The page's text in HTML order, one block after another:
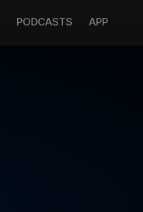
PODCASTS APP